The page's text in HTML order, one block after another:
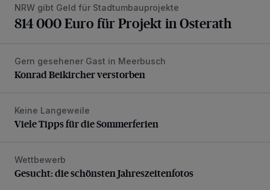
NRW gibt Geld für Stadtumbauprojekte
814 000 Euro für Projekt in Osterath
Konrad Beikircher verstorben
Gern gesehener Gast in Meerbusch
Konrad Beikircher verstorben
Viele Tipps für die Sommerferien
Keine Langeweile
Viele Tipps für die Sommerferien
Gesucht: die schönsten Jahreszeitenfotos
Wettbewerb
Gesucht: die schönsten Jahreszeitenfotos